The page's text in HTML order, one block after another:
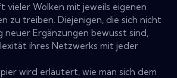
vieler Wolken mit jeweils eigenen
zu treiben. Diejenigen, die sich nicht
Ergänzungen bewusst sind,
ihres Netzwerks mit jeder
wird erläutert, wie man sich dem